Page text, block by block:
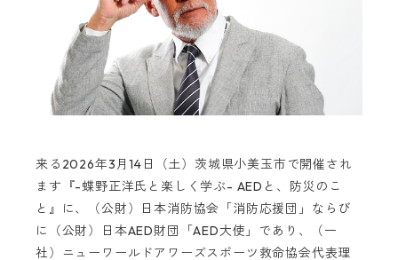
来る2026年3月14日（土）茨城県小美玉市で開催され
ます『-蝶野正洋氏と楽しく学ぶ- AEDと、防災のこ
と』に、（公財）日本消防協会「消防応援団」ならび
に（公財）日本AED財団「AED大使」であり、（一
社）ニューワールドアワーズスポーツ救命協会代表理